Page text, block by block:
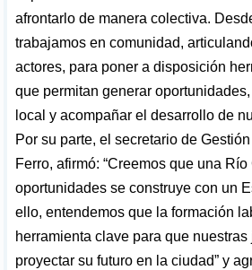
afrontarlo de manera colectiva.
trabajamos en comunidad,
actores, para poner a disposición
que permitan generar
local y acompañar el desarrollo de
Por su parte, el secretario de
Ferro, afirmó: “Creemos que una Río
oportunidades se construye con un
ello, entendemos que la formación
herramienta clave para que
proyectar su futuro en la ciudad” y